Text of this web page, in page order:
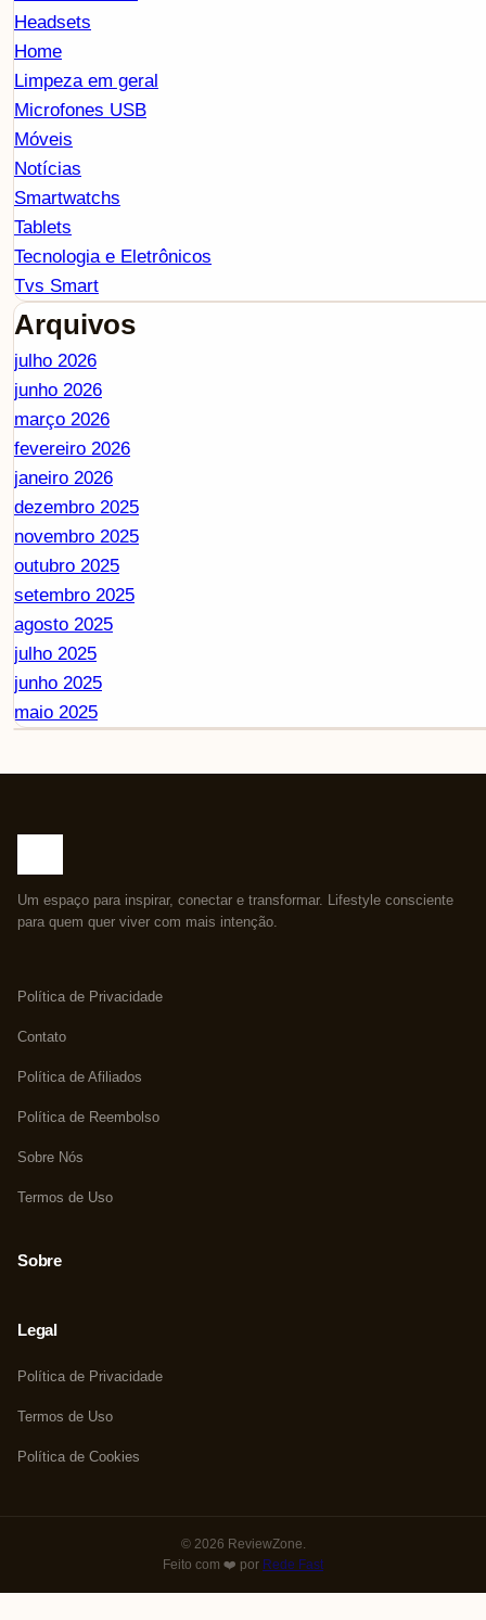
Headsets
Home
Limpeza em geral
Microfones USB
Móveis
Notícias
Smartwatchs
Tablets
Tecnologia e Eletrônicos
Tvs Smart
Arquivos
julho 2026
junho 2026
março 2026
fevereiro 2026
janeiro 2026
dezembro 2025
novembro 2025
outubro 2025
setembro 2025
agosto 2025
julho 2025
junho 2025
maio 2025
Um espaço para inspirar, conectar e transformar. Lifestyle consciente
para quem quer viver com mais intenção.
Política de Privacidade
Contato
Política de Afiliados
Política de Reembolso
Sobre Nós
Termos de Uso
Sobre
Legal
Política de Privacidade
Termos de Uso
Política de Cookies
© 2026 ReviewZone.
Feito com ❤️ por Rede Fast